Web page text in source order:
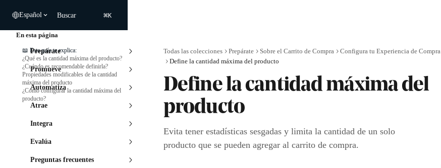
Español Buscar ⌘K
Prepárate
Promueve
Automatiza
Atrae
Integra
Evalúa
Preguntas frecuentes
Todas las colecciones Prepárate Sobre el Carrito de Compra
Configura tu Experiencia de Compra
Define la cantidad máxima del producto
Define la cantidad máxima del
producto
Evita tener estadísticas sesgadas y limita la cantidad de un solo
producto que se pueden agregar al carrito de compra.
En esta página
📖 Esta guía te explica:
¿Qué es la cantidad máxima del producto?
¿Cuándo es recomendable definirla?
Propiedades modificables de la cantidad
máxima del producto
¿Cómo configurar la cantidad máxima del
producto?